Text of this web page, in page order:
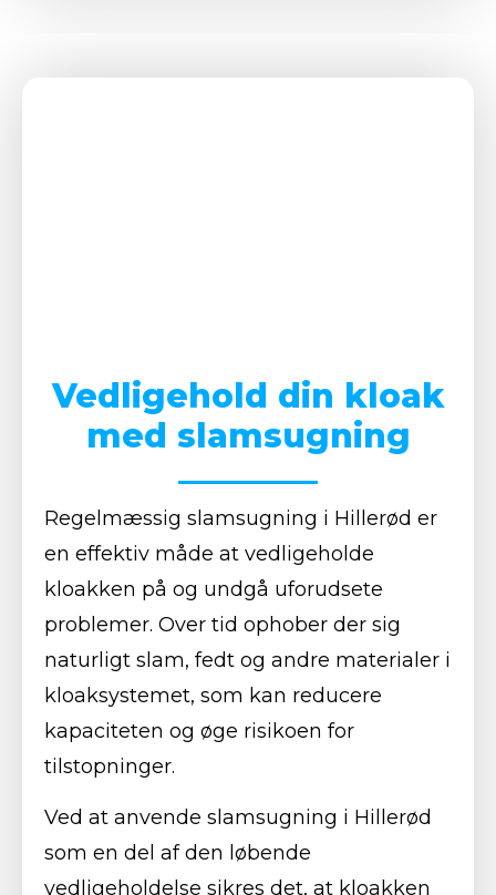
Vedligehold din kloak
med slamsugning
Regelmæssig slamsugning i Hillerød er
en effektiv måde at vedligeholde
kloakken på og undgå uforudsete
problemer. Over tid ophober der sig
naturligt slam, fedt og andre materialer i
kloaksystemet, som kan reducere
kapaciteten og øge risikoen for
tilstopninger.
Ved at anvende slamsugning i Hillerød
som en del af den løbende
vedligeholdelse sikres det, at kloakken